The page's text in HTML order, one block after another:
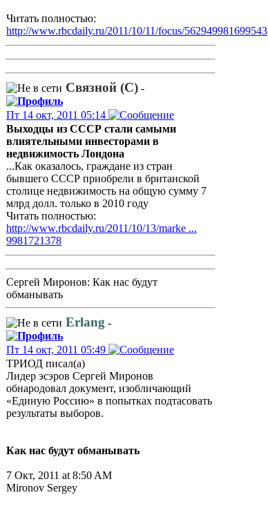
Читать полностью:
http://www.rbcdaily.ru/2011/10/11/focus/562949981699543
Связной (С) -
Пт 14 окт, 2011 05:14
Выходцы из СССР стали самыми
влиятельными инвесторами в
недвижимость Лондона
...Как оказалось, граждане из стран
бывшего СССР приобрели в британской
столице недвижимость на общую сумму 7
млрд долл. только в 2010 году
Читать полностью:
http://www.rbcdaily.ru/2011/10/13/marke ...
9981721378
Сергей Миронов: Как нас будут
обманывать
Erlang -
Пт 14 окт, 2011 05:49
ТРИОД писал(а)
Лидер эсэров Сергей Миронов
обнародовал документ, изобличающий
«Единую Россию» в попытках подтасовать
результаты выборов.
Как нас будут обманывать
7 Окт, 2011 at 8:50 AM
Mironov Sergey